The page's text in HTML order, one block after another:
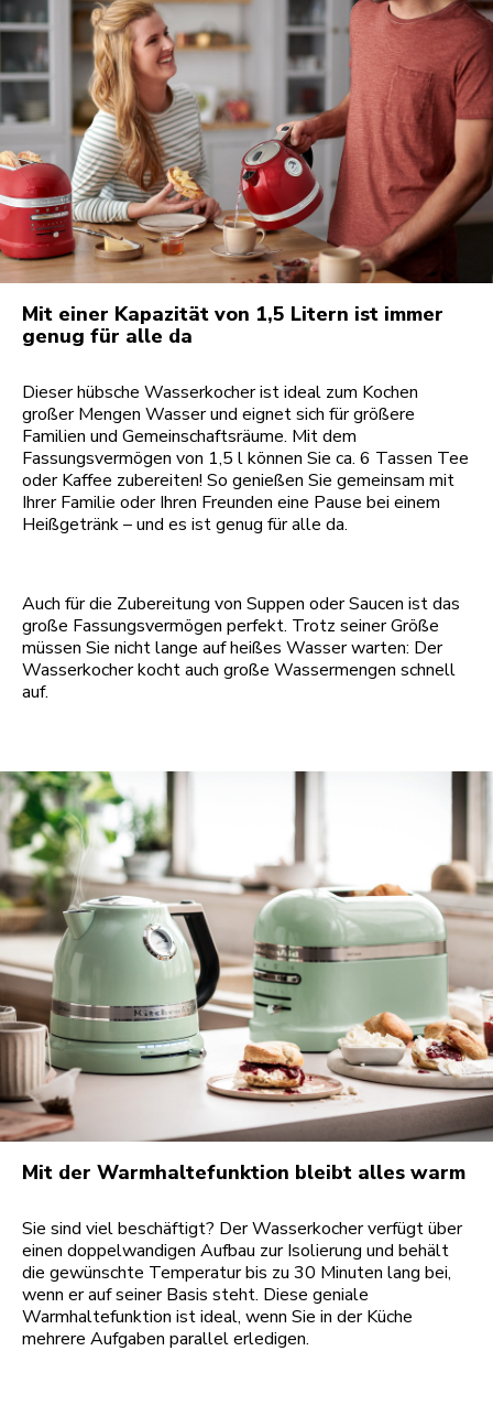
Mit einer Kapazität von 1,5 Litern ist immer
genug für alle da
Dieser hübsche Wasserkocher ist ideal zum Kochen
großer Mengen Wasser und eignet sich für größere
Familien und Gemeinschaftsräume. Mit dem
Fassungsvermögen von 1,5 l können Sie ca. 6 Tassen Tee
oder Kaffee zubereiten! So genießen Sie gemeinsam mit
Ihrer Familie oder Ihren Freunden eine Pause bei einem
Heißgetränk – und es ist genug für alle da.
Auch für die Zubereitung von Suppen oder Saucen ist das
große Fassungsvermögen perfekt. Trotz seiner Größe
müssen Sie nicht lange auf heißes Wasser warten: Der
Wasserkocher kocht auch große Wassermengen schnell
auf.
Mit der Warmhaltefunktion bleibt alles warm
Sie sind viel beschäftigt? Der Wasserkocher verfügt über
einen doppelwandigen Aufbau zur Isolierung und behält
die gewünschte Temperatur bis zu 30 Minuten lang bei,
wenn er auf seiner Basis steht. Diese geniale
Warmhaltefunktion ist ideal, wenn Sie in der Küche
mehrere Aufgaben parallel erledigen.